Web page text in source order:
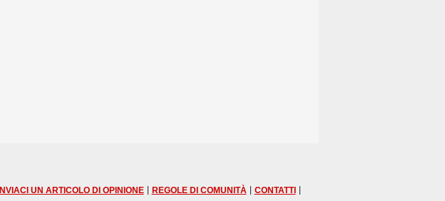
INVIACI UN ARTICOLO DI OPINIONE| REGOLE DI COMUNITÀ| CONTATTI|